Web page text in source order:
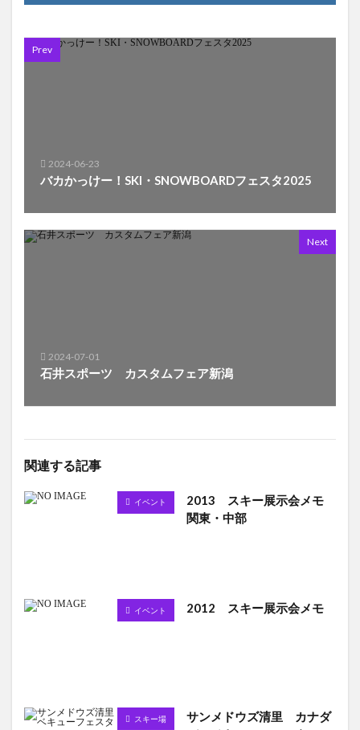
Prev
2024-06-23
バカかっけー！SKI・SNOWBOARDフェスタ2025
Next
2024-07-01
石井スポーツ カスタムフェア新潟
関連する記事
イベント
2013 スキー展示会メモ
関東・中部
イベント 2012 スキー展示会メモ
スキー場
サンメドウズ清里 カナダ